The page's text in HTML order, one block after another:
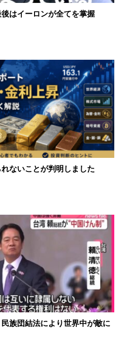
はイーロンが全てを掌握
ないことが判明しました
族団結法により世界中が敵に